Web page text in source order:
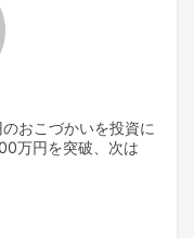
おこづかいを投資に
万円を突破、次は